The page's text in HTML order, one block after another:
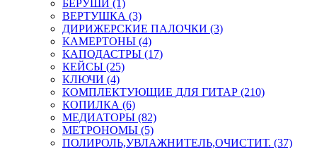
БЕРУШИ (1)
ВЕРТУШКА (3)
ДИРИЖЕРСКИЕ ПАЛОЧКИ (3)
КАМЕРТОНЫ (4)
КАПОДАСТРЫ (17)
КЕЙСЫ (25)
КЛЮЧИ (4)
КОМПЛЕКТУЮЩИЕ ДЛЯ ГИТАР (210)
КОПИЛКА (6)
МЕДИАТОРЫ (82)
МЕТРОНОМЫ (5)
ПОЛИРОЛЬ,УВЛАЖНИТЕЛЬ,ОЧИСТИТ. (37)